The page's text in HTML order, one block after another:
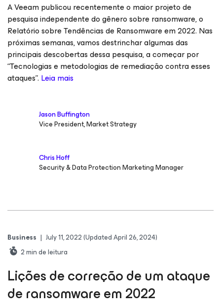
A Veeam publicou recentemente o maior projeto de
pesquisa independente do gênero sobre ransomware, o
Relatório sobre Tendências de Ransomware em 2022. Nas
próximas semanas, vamos destrinchar algumas das
principais descobertas dessa pesquisa, a começar por
“Tecnologias e metodologias de remediação contra esses
ataques”. Leia mais
Jason Buffington
Vice President, Market Strategy
Chris Hoff
Security & Data Protection Marketing Manager
Business | July 11, 2022(Updated April 26, 2024)
2min de leitura
Lições de correção de um ataque
de ransomware em 2022